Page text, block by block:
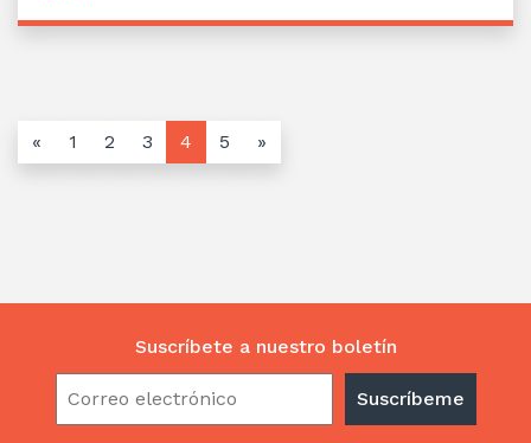
« 1 2 3 4 5 »
Suscríbete a nuestro boletín